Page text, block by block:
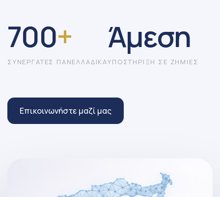
700+
ΣΥΝΕΡΓΑΤΕΣ ΠΑΝΕΛΛΑΔΙΚΑ
Άμεση
ΥΠΟΣΤΗΡΙΞΗ ΣΕ ΖΗΜΙΕΣ
Επικοινωνήστε μαζί μας